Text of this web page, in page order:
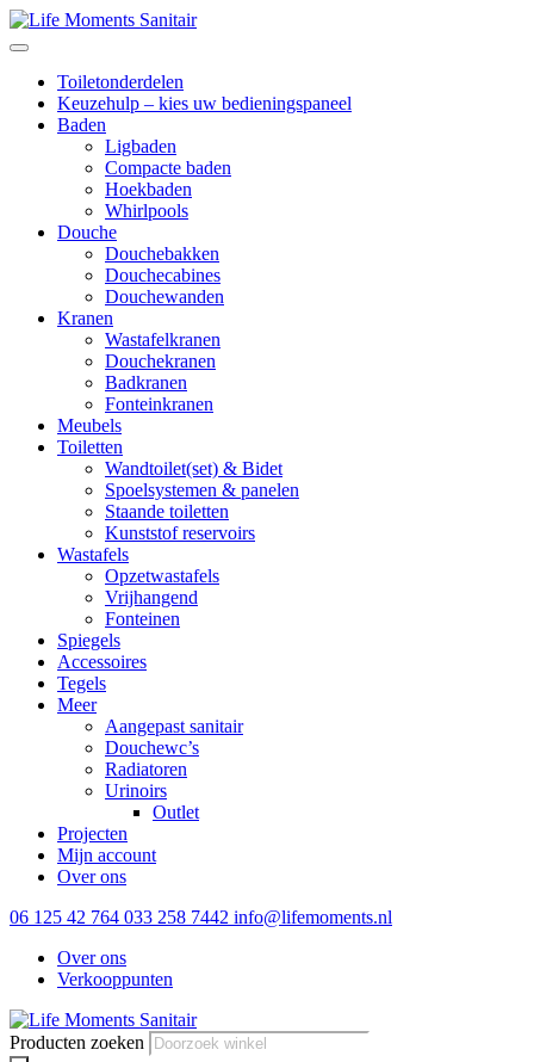
Toiletonderdelen
Keuzehulp – kies uw bedieningspaneel
Baden
Ligbaden
Compacte baden
Hoekbaden
Whirlpools
Douche
Douchebakken
Douchecabines
Douchewanden
Kranen
Wastafelkranen
Douchekranen
Badkranen
Fonteinkranen
Meubels
Toiletten
Wandtoilet(set) & Bidet
Spoelsystemen & panelen
Staande toiletten
Kunststof reservoirs
Wastafels
Opzetwastafels
Vrijhangend
Fonteinen
Spiegels
Accessoires
Tegels
Meer
Aangepast sanitair
Douchewc’s
Radiatoren
Urinoirs
Outlet
Projecten
Mijn account
Over ons
06 125 42 764 033 258 7442 info@lifemoments.nl
Over ons
Verkooppunten
Producten zoeken